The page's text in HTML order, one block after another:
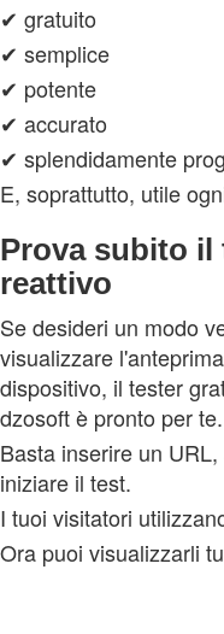
✔ gratuito
✔ semplice
✔ potente
✔ accurato
✔ splendidamente
E, soprattutto, utile
Prova subito
reattivo
Se desideri un modo
visualizzare
dispositivo, il tester
dzosoft è pronto per te.
Basta inserire un
iniziare il test.
I tuoi visitatori
Ora puoi visualizzarli